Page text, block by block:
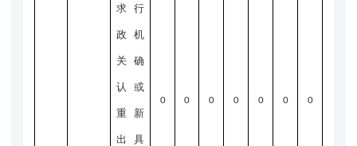
求行
政机
关确
认或
重新
出具
0 0 0 0 0 0 0